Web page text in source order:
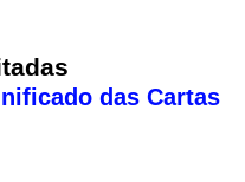
das Cartas